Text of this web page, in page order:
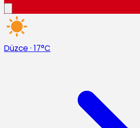
Düzce · 17°C